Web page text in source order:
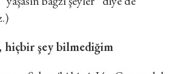
şey bilmediğim